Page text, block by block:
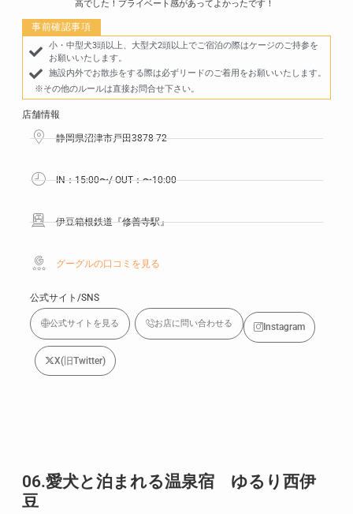
高でした！プライベート感があってよかったです！
事前確認事項
小・中型犬3頭以上、大型犬2頭以上でご宿泊の際はケージのご持参を
お願いいたします。
施設内外でお散歩をする際は必ずリードのご着用をお願いいたします。
※その他のルールは直接お問合せ下さい。
店舗情報
静岡県沼津市戸田3878-72
IN：15:00〜/ OUT：〜10:00
伊豆箱根鉄道『修善寺駅』
グーグルの口コミを見る
公式サイト/SNS
公式サイトを見る お店に問い合わせる Instagram
X(旧Twitter)
06.愛犬と泊まれる温泉宿 ゆるり西伊
豆